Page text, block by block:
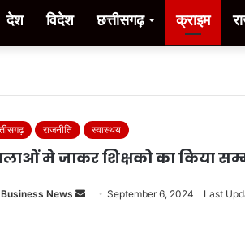
देश विदेश छत्तीसगढ़ क्राइम
राजनीति स्वास्थय
मे जाकर शिक्षको का किया
News
SendSeptember 6, 2024 Last